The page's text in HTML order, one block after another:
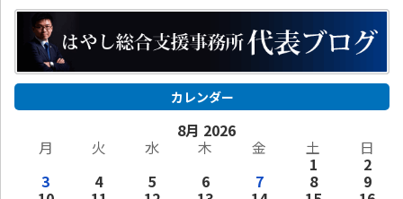
カレンダー
8月 2026
月 火 水 木 金 土 日
1 2
3 4 5 6 7 8 9